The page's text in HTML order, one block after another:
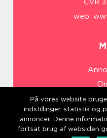
web:
På vores website
indstillinger, statistik og
annoncer. Denne
fortsat brug af websiden